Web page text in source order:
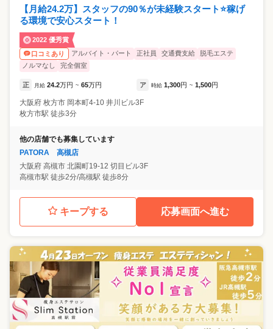
【月給24.2万】スタッフの90％が未経験スタート⭐️稼げ
る環境で安心スタート！
2022 優秀賞
口コミあり
アルバイト・パート 正社員 交通費支給
脱毛エステ
ノルマなし
完全個室
正 月給 24.2万円 ~ 65万円 ア 時給 1,300円 ~ 1,500円
大阪府 枚方市 岡本町4-10 井川ビル3F
枚方市駅 徒歩3分
他の店舗でも募集しています
PATORA 高槻店
大阪府 高槻市 北園町19-12 切目ビル3F
高槻市駅 徒歩2分/高槻駅 徒歩8分
キープする 応募画面へ進む